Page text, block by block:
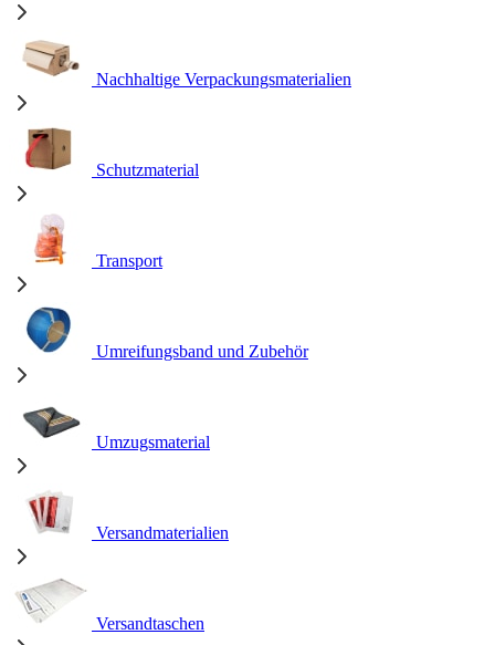
Nachhaltige Verpackungsmaterialien
Schutzmaterial
Transport
Umreifungsband und Zubehör
Umzugsmaterial
Versandmaterialien
Versandtaschen